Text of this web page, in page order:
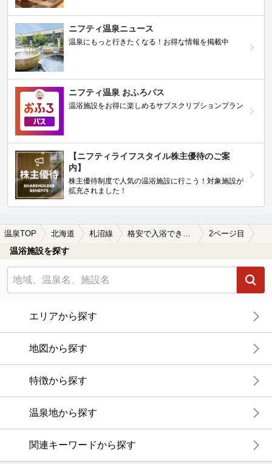
ニフティ温泉ニュース
温泉にもっと行きたくなる！お得な情報を掲載中
ニフティ温泉 おふろパス
温浴施設をお得に楽しめるサブスクリプションプラン
【ニフティライフスタイル株主優待のご案
内】
株主優待制度で人気の温浴施設に行こう！対象施設が
拡充されました！
温泉TOP 北海道 札沼線 2ページ目
温浴施設を探す
エリアから探す
地図から探す
特徴から探す
温泉地から探す
関連キーワードから探す